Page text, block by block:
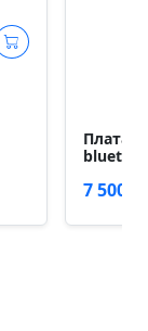
Плата
7 500 ₽